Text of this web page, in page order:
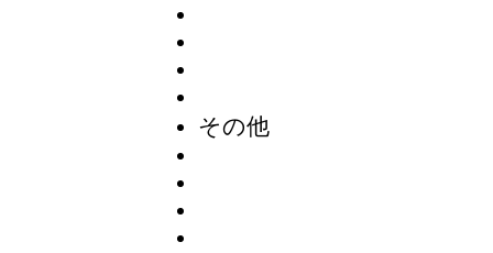
その他